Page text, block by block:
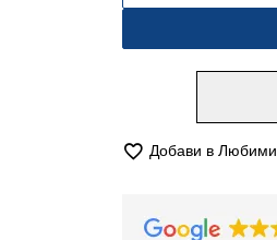
200/290
зелен
Добави в Любими